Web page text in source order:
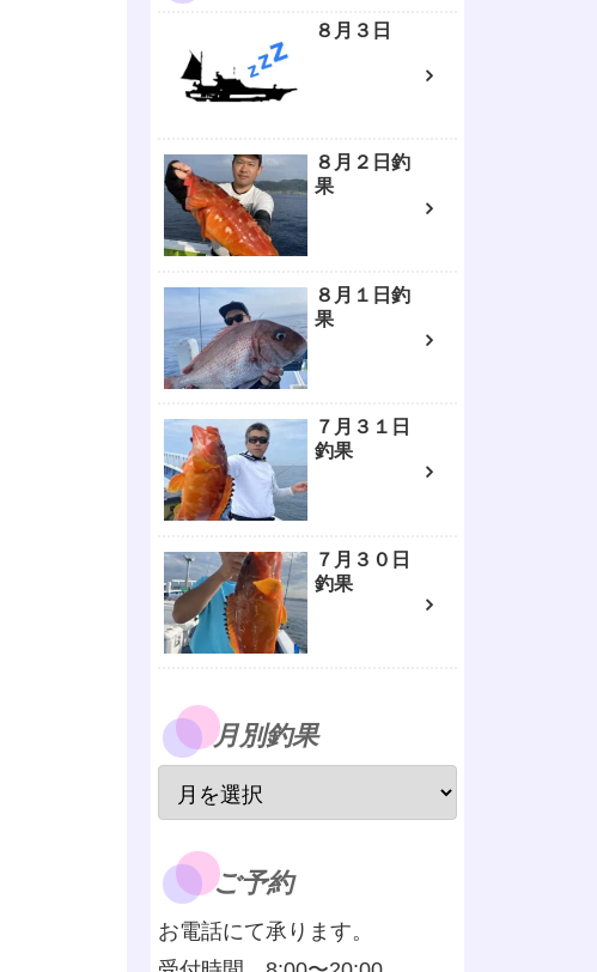
８月３日
８月２日釣
果
８月１日釣
果
７月３１日
釣果
７月３０日
釣果
月別釣果
ご予約
お電話にて承ります。